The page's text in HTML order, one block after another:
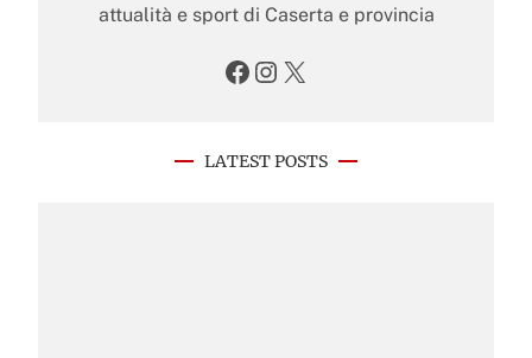
attualità e sport di Caserta e provincia
Facebook Instagram X
LATEST POSTS